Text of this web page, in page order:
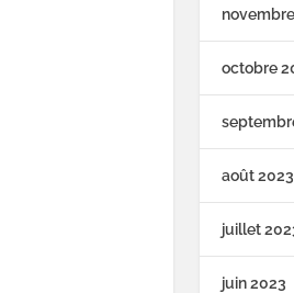
octobre
août 2023
juillet
juin 2023